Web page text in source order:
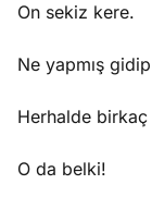
On sekiz kere.
Ne yapmış
Herhalde
O da belki!